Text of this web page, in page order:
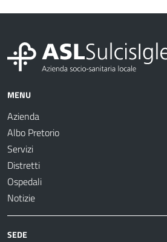
MENU
Azienda
Albo Pretorio
Servizi
Distretti
Ospedali
Notizie
SEDE